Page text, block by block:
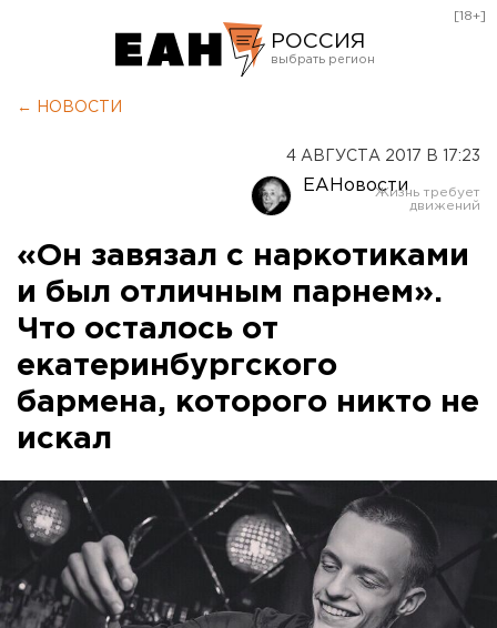
РОССИЯ
Оренбург
[18+]
← НОВОСТИ
4 АВГУСТА 2017 В 17:23
ЕАНовости
«Он завязал с наркотиками
и был отличным парнем».
Что осталось от
екатеринбургского
бармена, которого никто не
искал